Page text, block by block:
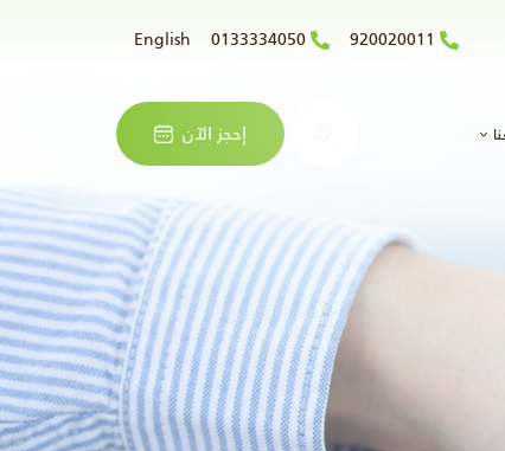
920020011
0133334050
English
إحجز الآن